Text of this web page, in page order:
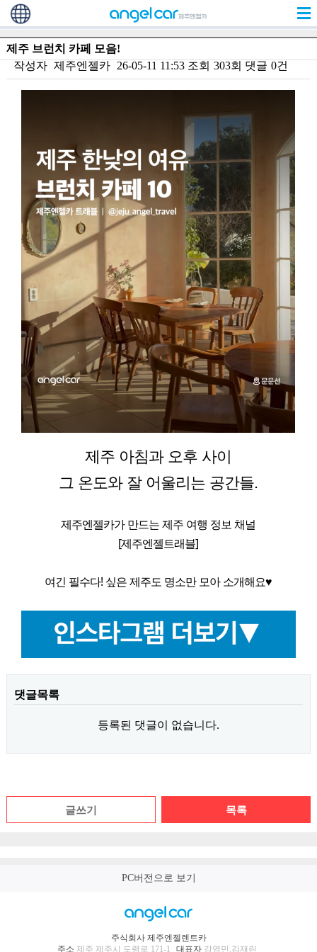
제주 브런치 카페 모음!
작성자 제주엔젤카 26-05-11 11:53조회 303회 댓글 0건
제주 아침과 오후 사이
그 온도와 잘 어울리는 공간들.
제주엔젤카가 만드는 제주 여행 정보 채널
[제주엔젤트래블]
여긴 필수다! 싶은 제주도 명소만 모아 소개해요♥
댓글목록
등록된 댓글이 없습니다.
글쓰기 목록
PC버전으로 보기
주식회사 제주엔젤렌트카
주소 제주 제주시 도령로 171-1 대표자 강영민,김재린